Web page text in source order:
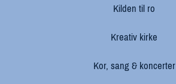
Kilden til ro
Kreativ kirke
Kor, sang & koncerter